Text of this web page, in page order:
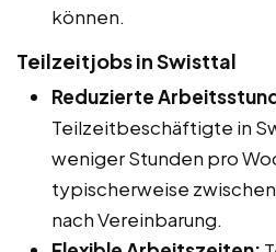
können.
Teilzeitjobs in Swisttal
Reduzierte
Teilzeitbeschäftigte in
weniger Stunden pro
typischerweise
nach Vereinbarung.